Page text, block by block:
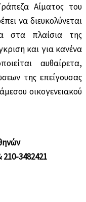
Αίματος του
να διευκολύνεται
στα πλαίσια της
και για κανένα
αυθαίρετα,
της επείγουσας
οικογενειακού
210-3482421